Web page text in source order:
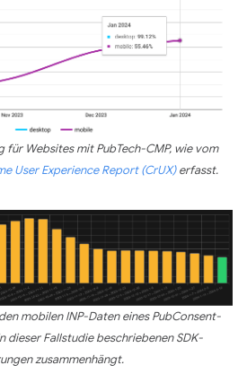
für Websites mit PubTech-CMP, wie vom
User Experience Report (CrUX)erfasst.
mobilen INP-Daten eines PubConsent-
dieser Fallstudie beschriebenen SDK-
zusammenhängt.